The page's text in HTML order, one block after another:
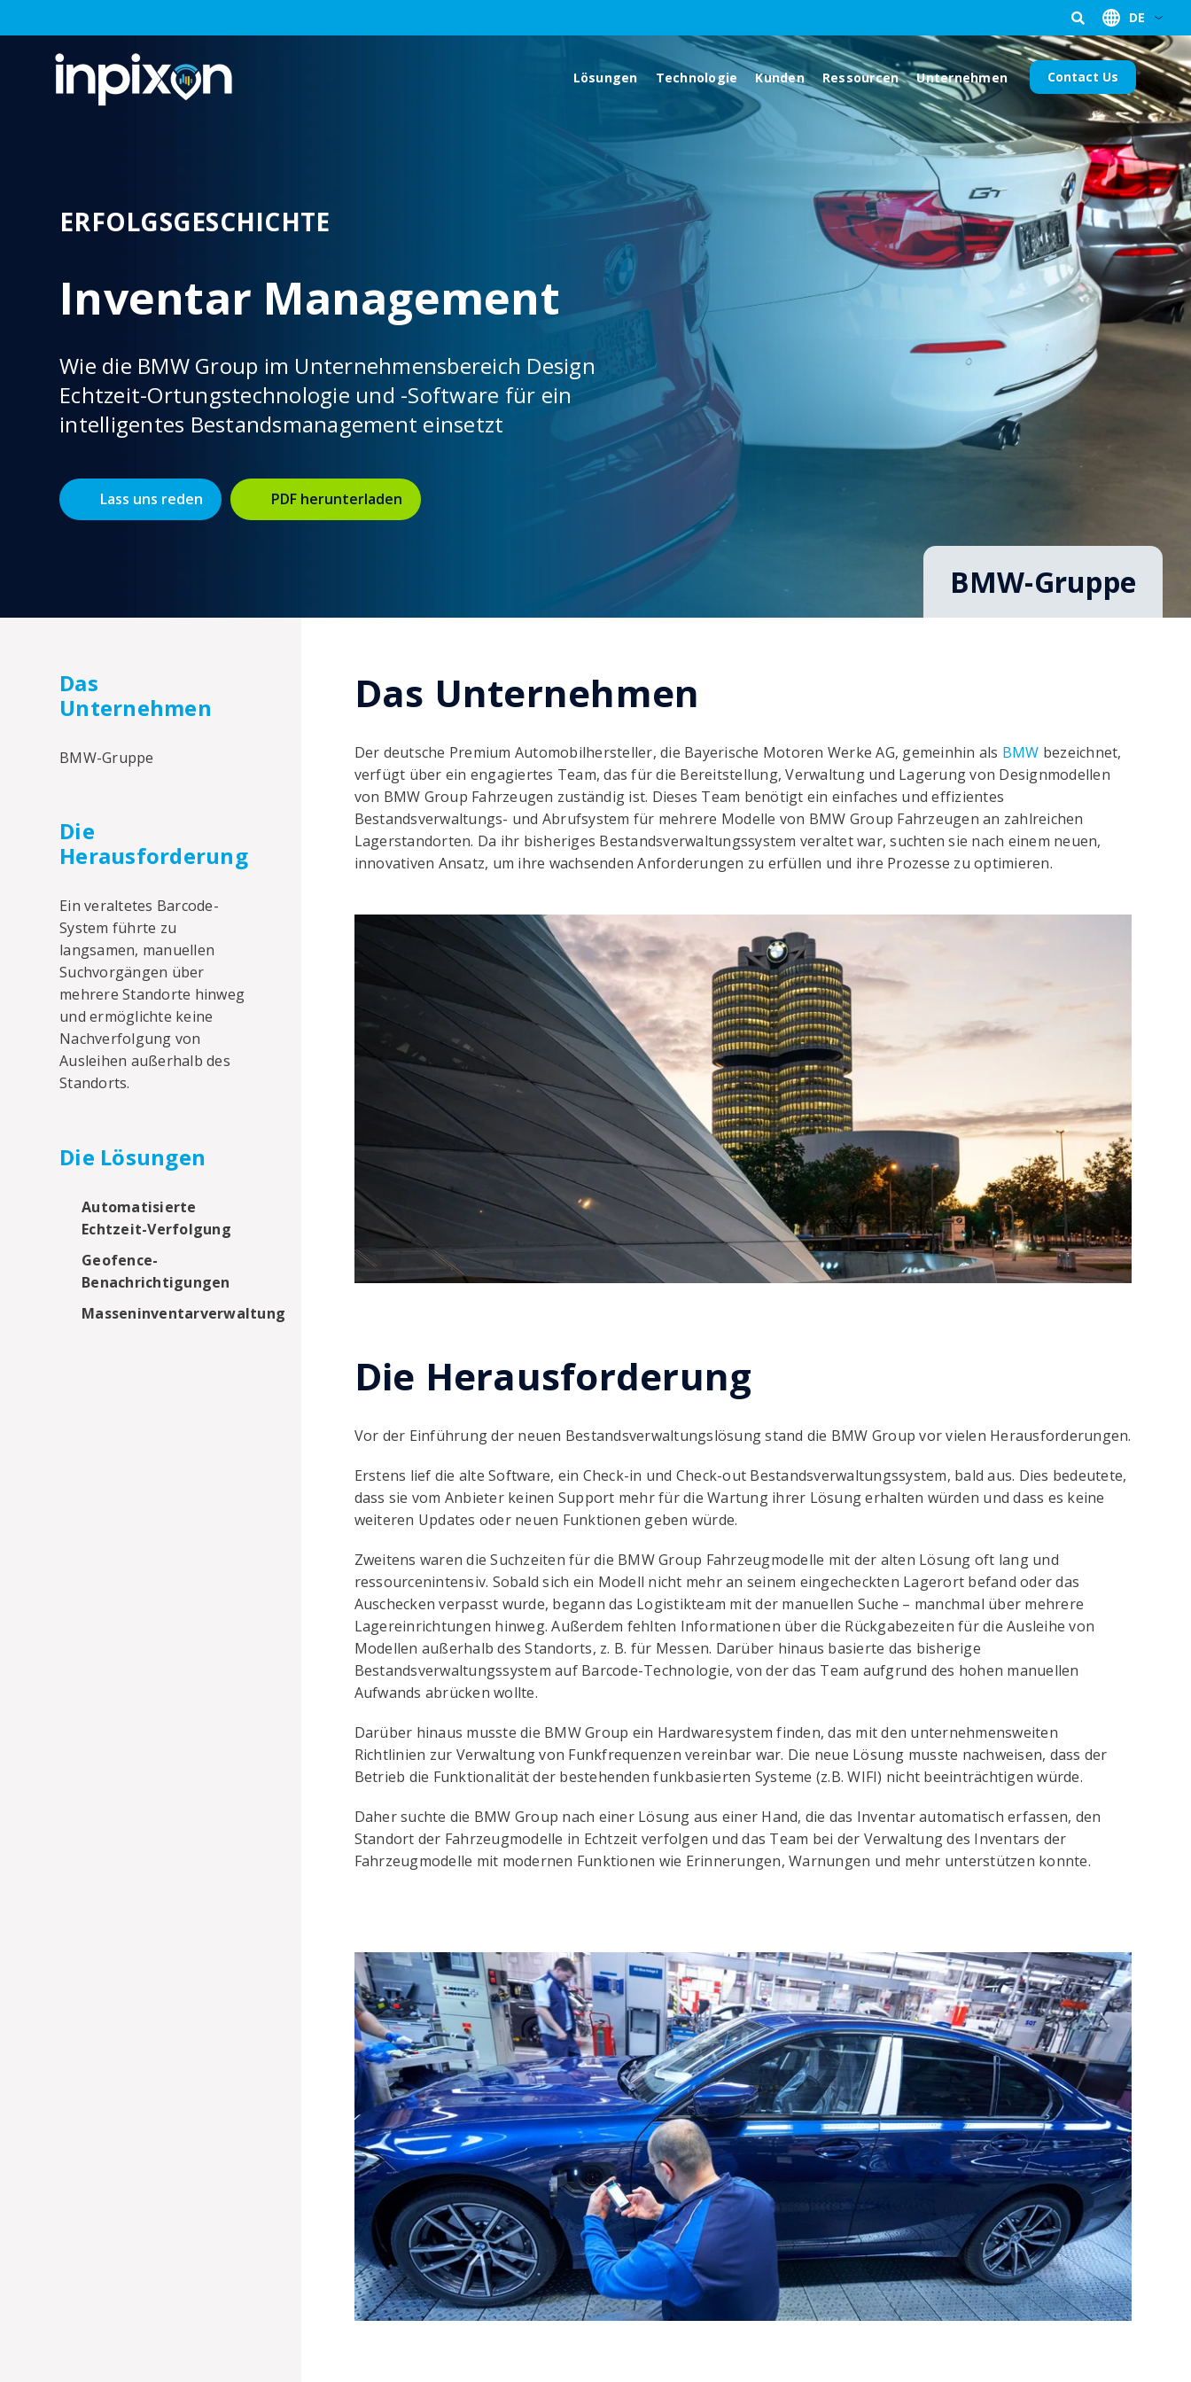
DE
Lösungen Technologie Kunden Ressourcen Unternehmen Contact Us
ERFOLGSGESCHICHTE
Inventar Management
Wie die BMW Group im Unternehmensbereich Design
Echtzeit-Ortungstechnologie und -Software für ein
intelligentes Bestandsmanagement einsetzt
Lass uns reden PDF herunterladen
BMW-Gruppe
Das
Unternehmen
BMW-Gruppe
Die
Herausforderung
Ein veraltetes Barcode-
System führte zu
langsamen, manuellen
Suchvorgängen über
mehrere Standorte hinweg
und ermöglichte keine
Nachverfolgung von
Ausleihen außerhalb des
Standorts.
Die Lösungen
Automatisierte
Echtzeit-Verfolgung
Geofence-
Benachrichtigungen
Masseninventarverwaltung
Das Unternehmen
Der deutsche Premium Automobilhersteller, die Bayerische Motoren Werke AG, gemeinhin als BMW bezeichnet,
verfügt über ein engagiertes Team, das für die Bereitstellung, Verwaltung und Lagerung von Designmodellen
von BMW Group Fahrzeugen zuständig ist. Dieses Team benötigt ein einfaches und effizientes
Bestandsverwaltungs- und Abrufsystem für mehrere Modelle von BMW Group Fahrzeugen an zahlreichen
Lagerstandorten. Da ihr bisheriges Bestandsverwaltungssystem veraltet war, suchten sie nach einem neuen,
innovativen Ansatz, um ihre wachsenden Anforderungen zu erfüllen und ihre Prozesse zu optimieren.
Die Herausforderung
Vor der Einführung der neuen Bestandsverwaltungslösung stand die BMW Group vor vielen Herausforderungen.
Erstens lief die alte Software, ein Check-in und Check-out Bestandsverwaltungssystem, bald aus. Dies bedeutete,
dass sie vom Anbieter keinen Support mehr für die Wartung ihrer Lösung erhalten würden und dass es keine
weiteren Updates oder neuen Funktionen geben würde.
Zweitens waren die Suchzeiten für die BMW Group Fahrzeugmodelle mit der alten Lösung oft lang und
ressourcenintensiv. Sobald sich ein Modell nicht mehr an seinem eingecheckten Lagerort befand oder das
Auschecken verpasst wurde, begann das Logistikteam mit der manuellen Suche – manchmal über mehrere
Lagereinrichtungen hinweg. Außerdem fehlten Informationen über die Rückgabezeiten für die Ausleihe von
Modellen außerhalb des Standorts, z. B. für Messen. Darüber hinaus basierte das bisherige
Bestandsverwaltungssystem auf Barcode-Technologie, von der das Team aufgrund des hohen manuellen
Aufwands abrücken wollte.
Darüber hinaus musste die BMW Group ein Hardwaresystem finden, das mit den unternehmensweiten
Richtlinien zur Verwaltung von Funkfrequenzen vereinbar war. Die neue Lösung musste nachweisen, dass der
Betrieb die Funktionalität der bestehenden funkbasierten Systeme (z.B. WIFI) nicht beeinträchtigen würde.
Daher suchte die BMW Group nach einer Lösung aus einer Hand, die das Inventar automatisch erfassen, den
Standort der Fahrzeugmodelle in Echtzeit verfolgen und das Team bei der Verwaltung des Inventars der
Fahrzeugmodelle mit modernen Funktionen wie Erinnerungen, Warnungen und mehr unterstützen konnte.